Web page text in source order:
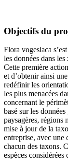
Objectifs du
Flora vogesiaca
les données dans les
Cette première
et d’obtenir ainsi
redéfinir les
les plus menacées
concernant le
basé sur les
paysagères, régions
mise à jour de la
entreprise, avec une
chacun des taxons.
espèces